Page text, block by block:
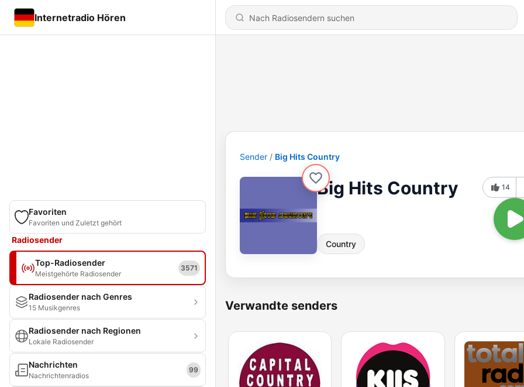
Internetradio Hören
Favoriten
Favoriten und Zuletzt gehört
Radiosender
Top-Radiosender
Meistgehörte Radiosender
3571
Radiosender nach Genres
15 Musikgenres
Radiosender nach Regionen
Lokale Radiosender
Nachrichten
Nachrichtenradios
99
Sender Big Hits Country
Big Hits Country
Country
14
Verwandte senders